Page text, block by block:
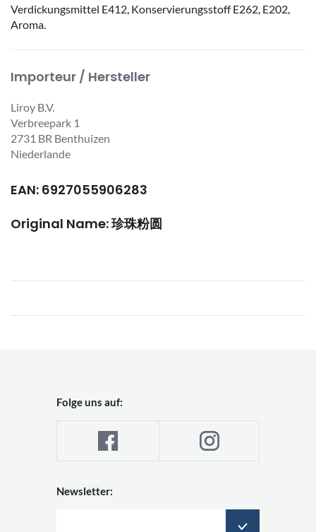
Verdickungsmittel E412, Konservierungsstoff E262, E202,
Aroma.
Importeur / Hersteller
Liroy B.V.
Verbreepark 1
2731 BR Benthuizen
Niederlande
EAN: 6927055906283
Original Name: 珍珠粉圆
Folge uns auf:
Newsletter: